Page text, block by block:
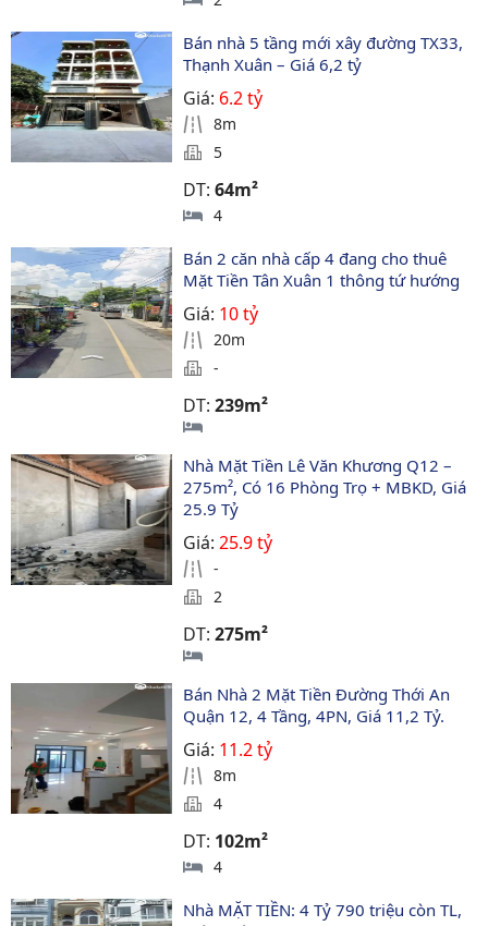
Bán nhà 5 tầng mới xây đường TX33,
Thạnh Xuân – Giá 6,2 tỷ
Giá: 6.2 tỷ
8m
5
DT:64m²
4
Bán 2 căn nhà cấp 4 đang cho thuê
Mặt Tiền Tân Xuân 1 thông tứ hướng
Giá: 10 tỷ
20m
-
DT:239m²
Nhà Mặt Tiền Lê Văn Khương Q12 –
275m², Có 16 Phòng Trọ + MBKD, Giá
25.9 Tỷ
Giá:25.9 tỷ
-
2
DT:275m²
Bán Nhà 2 Mặt Tiền Đường Thới An
Quận 12, 4 Tầng, 4PN, Giá 11,2 Tỷ.
Giá: 11.2 tỷ
8m
4
DT: 102m²
4
Nhà MẶT TIỀN: 4 Tỷ 790 triệu còn TL,